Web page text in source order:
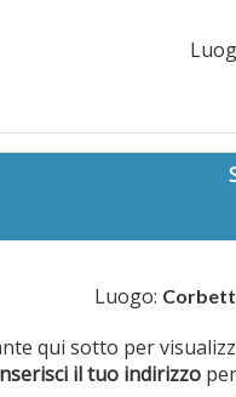
Luogo:
qui sotto per
il tuo indirizzoper